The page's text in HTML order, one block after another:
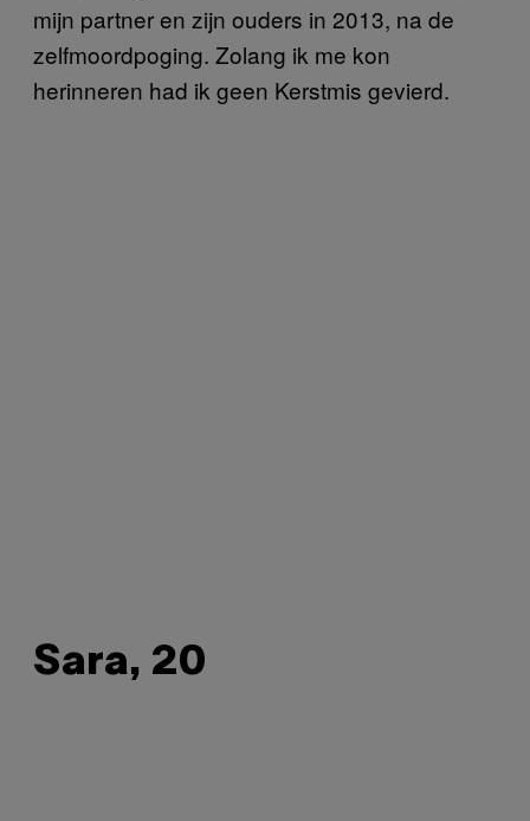
mijn partner en zijn ouders in 2013, na de
zelfmoordpoging. Zolang ik me kon
herinneren had ik geen Kerstmis gevierd.
Sara, 20